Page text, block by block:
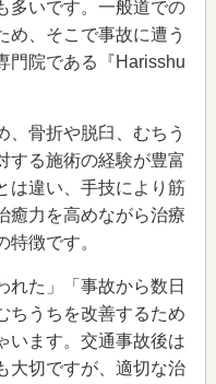
多いです。一般道での
め、そこで事故に遭う
門院である『Harisshu
、骨折や脱臼、むちう
する施術の経験が豊富
は違い、手技により筋
癒力を高めながら治療
徴です。
れた」「事故から数日
ちうちを改善するため
います。交通事故後は
大切ですが、適切な治